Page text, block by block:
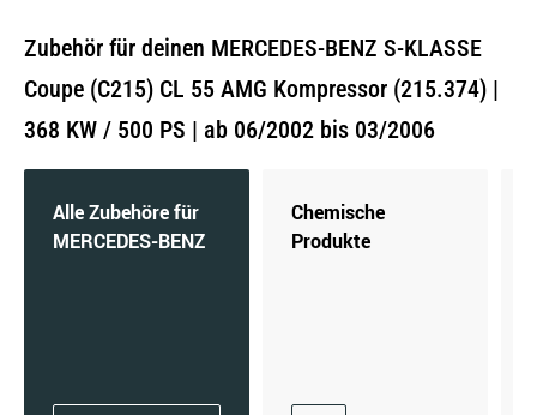
Zubehör für deinen MERCEDES-BENZ S-KLASSE
Coupe (C215) CL 55 AMG Kompressor (215.374) |
368 KW / 500 PS | ab 06/2002 bis 03/2006
Alle Zubehöre für
MERCEDES-BENZ
Chemische
Produkte